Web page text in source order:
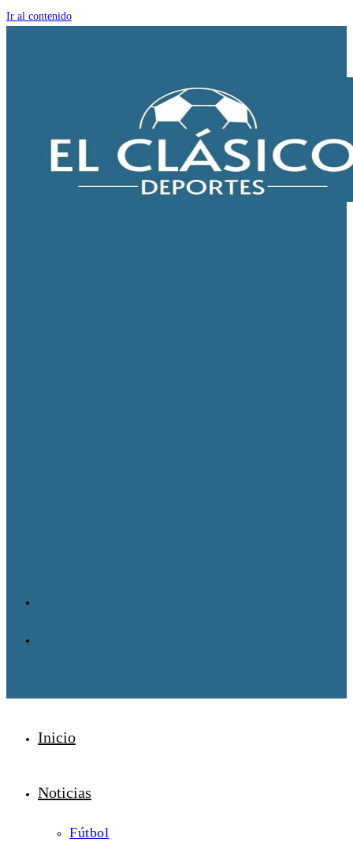
Ir al contenido
Inicio
Noticias
Fútbol